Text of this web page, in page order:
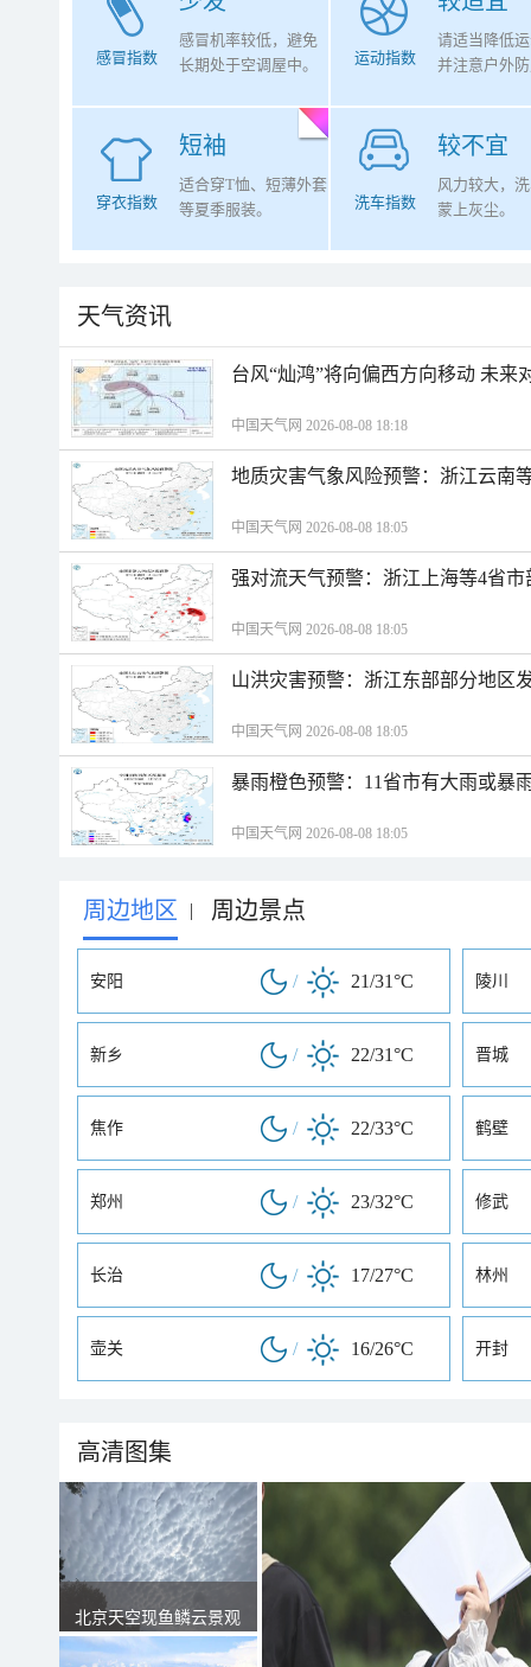
感冒指数
感冒机率较低，避免
长期处于空调屋中。
运动指数
请适当降低
并注意户外
短袖
穿衣指数
适合穿T恤、短薄外套
等夏季服装。
较不宜
洗车指数
风力较大，
蒙上灰尘。
天气资讯
台风“灿鸿”将向偏西方向移动 未来
中国天气网 2026-08-08 18:18
地质灾害气象风险预警：浙江云南
中国天气网 2026-08-08 18:05
强对流天气预警：浙江上海等4省
中国天气网 2026-08-08 18:05
山洪灾害预警：浙江东部部分地区
中国天气网 2026-08-08 18:05
暴雨橙色预警：11省市有大雨或暴
中国天气网 2026-08-08 18:05
周边地区 | 周边景点
安阳 / 21/31°C 陵川
新乡 / 22/31°C 晋城
焦作 / 22/33°C 鹤壁
郑州 / 23/32°C 修武
长治 / 17/27°C 林州
壶关 / 16/26°C 开封
高清图集
北京天空现鱼鳞云景观